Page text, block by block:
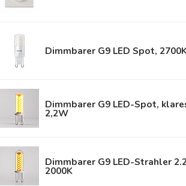
Dimmbarer G9 LED Spot,
Dimmbarer G9 LED-Spot,
2,2W
Dimmbarer G9 LED-Strahler
2000K